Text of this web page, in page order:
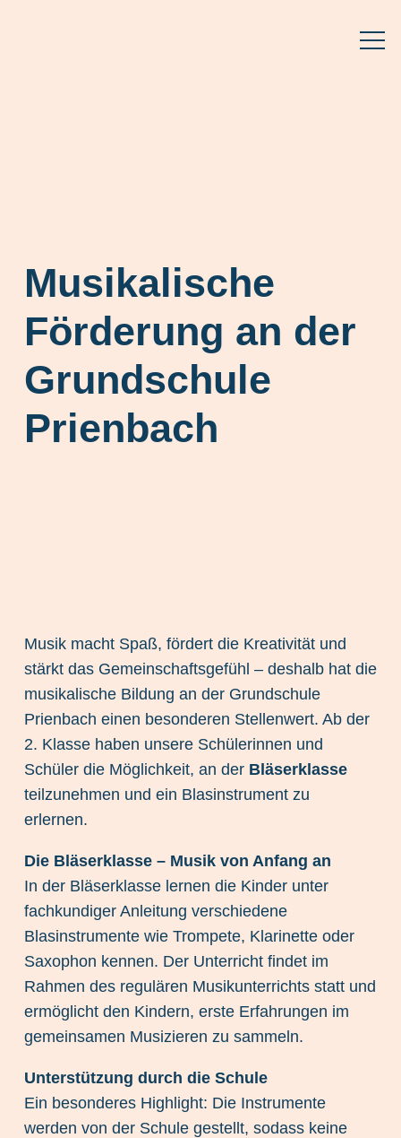
Musikalische
Förderung an der
Grundschule
Prienbach
Musik macht Spaß, fördert die Kreativität und
stärkt das Gemeinschaftsgefühl – deshalb hat die
musikalische Bildung an der Grundschule
Prienbach einen besonderen Stellenwert. Ab der
2. Klasse haben unsere Schülerinnen und
Schüler die Möglichkeit, an der Bläserklasse
teilzunehmen und ein Blasinstrument zu
erlernen.
Die Bläserklasse – Musik von Anfang an
In der Bläserklasse lernen die Kinder unter
fachkundiger Anleitung verschiedene
Blasinstrumente wie Trompete, Klarinette oder
Saxophon kennen. Der Unterricht findet im
Rahmen des regulären Musikunterrichts statt und
ermöglicht den Kindern, erste Erfahrungen im
gemeinsamen Musizieren zu sammeln.
Unterstützung durch die Schule
Ein besonderes Highlight: Die Instrumente
werden von der Schule gestellt, sodass keine